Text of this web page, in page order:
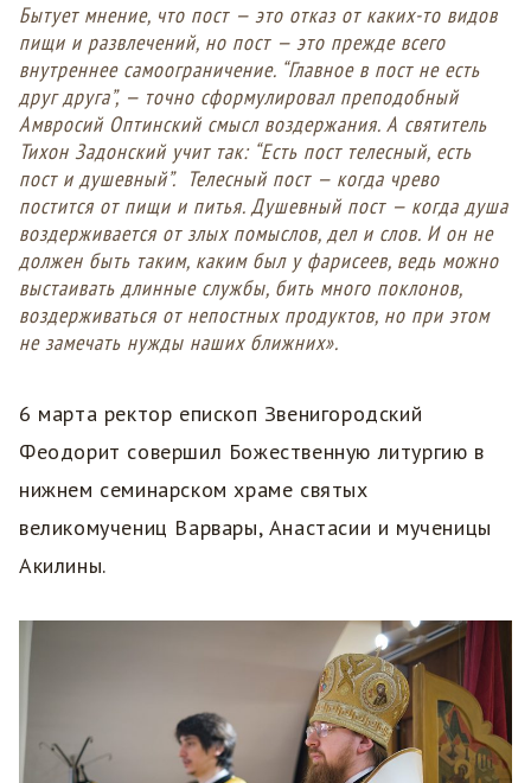
Бытует мнение, что пост — это отказ от каких-то видов
пищи и развлечений, но пост — это прежде всего
внутреннее самоограничение. “Главное в пост не есть
друг друга”, — точно сформулировал преподобный
Амвросий Оптинский смысл воздержания. А святитель
Тихон Задонский учит так: “Есть пост телесный, есть
пост и душевный”. Телесный пост — когда чрево
постится от пищи и питья. Душевный пост — когда душа
воздерживается от злых помыслов, дел и слов. И он не
должен быть таким, каким был у фарисеев, ведь можно
выстаивать длинные службы, бить много поклонов,
воздерживаться от непостных продуктов, но при этом
не замечать нужды наших ближних».
6 марта ректор епископ Звенигородский
Феодорит совершил Божественную литургию в
нижнем семинарском храме святых
великомучениц Варвары, Анастасии и мученицы
Акилины.